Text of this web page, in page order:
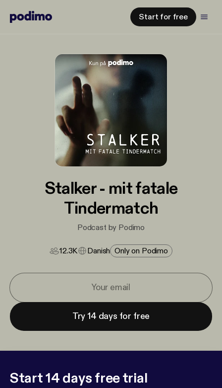
Start for free
Stalker - mit fatale
Tindermatch
Podcast by Podimo
12.3K Danish Only on Podimo
Try 14 days for free
Start 14 days free trial